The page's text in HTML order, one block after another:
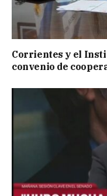
Corrientes y el
convenio de